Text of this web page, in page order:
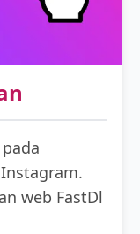
web FastDl